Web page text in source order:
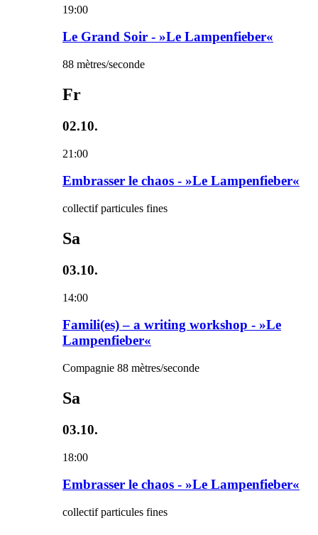
19:00
Le Grand Soir - »Le Lampenfieber«
88 mètres/seconde
Fr
02.10.
21:00
Embrasser le chaos - »Le Lampenfieber«
collectif particules fines
Sa
03.10.
14:00
Famili(es) – a writing workshop - »Le
Lampenfieber«
Compagnie 88 mètres/seconde
Sa
03.10.
18:00
Embrasser le chaos - »Le Lampenfieber«
collectif particules fines